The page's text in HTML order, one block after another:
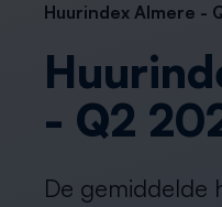
Huurindex Almere -
- Q2
De gemiddelde